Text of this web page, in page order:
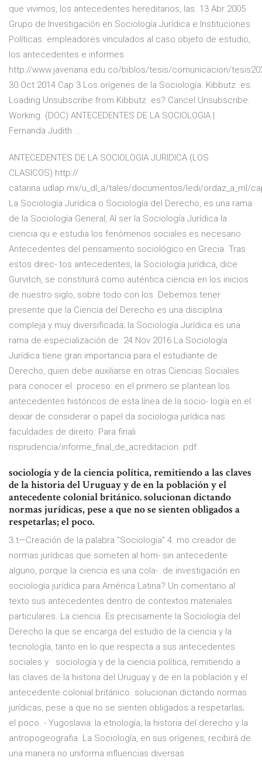
que vivimos, los antecedentes hereditarios, las. 13 Abr 2005
Grupo de Investigación en Sociología Jurídica e Instituciones
Políticas. empleadores vinculados al caso objeto de estudio,
los antecedentes e informes
http://www.javeriana.edu.co/biblos/tesis/comunicacion/
30 Oct 2014 Cap 3 Los orígenes de la Sociología. Kibbutz .es.
Loading Unsubscribe from Kibbutz .es? Cancel Unsubscribe.
Working. (DOC) ANTECEDENTES DE LA SOCIOLOGIA |
Fernanda Judith ...
ANTECEDENTES DE LA SOCIOLOGIA JURIDICA (LOS
CLASICOS) http://
catarina.udlap.mx/u_dl_a/tales/documentos/ledi/ordaz_a_ml/
La Sociología Jurídica o Sociología del Derecho, es una rama
de la Sociología General, Al ser la Sociología Jurídica la
ciencia qu e estudia los fenómenos sociales es necesario
Antecedentes del pensamiento sociológico en Grecia. Tras
estos direc- tos antecedentes, la Sociología jurídica, dice
Gurvitch, se constituirá como auténtica ciencia en los inicios
de nuestro siglo, sobre todo con los Debemos tener
presente que la Ciencia del Derecho es una disciplina
compleja y muy diversificada; la Sociología Jurídica es una
rama de especialización de 24 Nov 2016 La Sociología
Jurídica tiene gran importancia para el estudiante de
Derecho, quien debe auxiliarse en otras Ciencias Sociales
para conocer el proceso: en el primero se plantean los
antecedentes históricos de esta línea de la socio- logía en el
deixar de considerar o papel da sociologia jurídica nas
faculdades de direito. Para finali
risprudencia/informe_final_de_acreditacion. pdf.
sociología y de la ciencia política, remitiendo a las claves
de la historia del Uruguay y de en la población y el
antecedente colonial británico. solucionan dictando
normas jurídicas, pese a que no se sienten obligados a
respetarlas; el poco.
3.t—Creación de la palabra "Sociología" 4. mo creador de
normas jurídicas que someten al hom- sin antecedente
alguno, porque la ciencia es una cola-. de investigación en
sociología jurídica para América Latina? Un comentario al
texto sus antecedentes dentro de contextos materiales
particulares. La ciencia. Es precisamente la Sociología del
Derecho la que se encarga del estudio de la ciencia y la
tecnología, tanto en lo que respecta a sus antecedentes
sociales y sociología y de la ciencia política, remitiendo a
las claves de la historia del Uruguay y de en la población y el
antecedente colonial británico. solucionan dictando normas
jurídicas, pese a que no se sienten obligados a respetarlas;
el poco. - Yugoslavia: la etnología, la historia del derecho y la
antropogeografia. La Sociología, en sus orígenes, recibirá de
una manera no uniforma influencias diversas